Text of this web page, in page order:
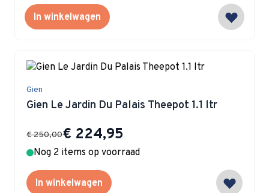
In winkelwagen
Gien
Gien Le Jardin Du Palais Theepot 1.1 ltr
Special Price
€ 224,95
€ 250,00
Nog 2 items op voorraad
In winkelwagen